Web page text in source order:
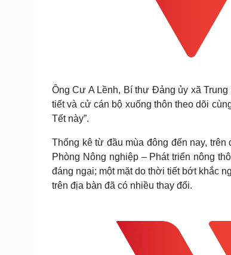
Ông Cư A Lềnh, Bí thư Đảng ủy xã
tiết và cử cán bộ xuống thôn theo dõi
Tết này”.
Thống kê từ đầu mùa đông đến nay,
Phòng Nông nghiệp – Phát triển nông
đáng ngại; một mặt do thời tiết bớt khắc
trên địa bàn đã có nhiều thay đổi.